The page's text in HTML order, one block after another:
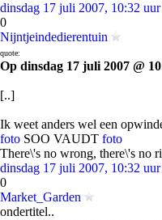
dinsdag 17 juli 2007, 10:32 uur
0
Nijntjeindedierentuin
quote:
Op dinsdag 17 juli 2007 @
[..]
Ik weet anders wel een
foto SOO VAUDT foto
There\'s no wrong, there\'s no
dinsdag 17 juli 2007, 10:32 uur
0
Market_Garden
ondertitel..